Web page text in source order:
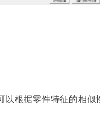
根据零件特征的相